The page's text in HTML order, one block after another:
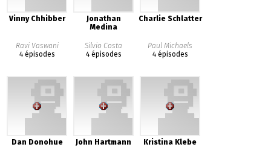
Vinny Chhibber
Ravi Vaswani
4 épisodes
Jonathan
Medina
Silvio Costa
4 épisodes
Charlie Schlatter
Paul Michaels
4 épisodes
Dan Donohue John Hartmann Kristina Klebe